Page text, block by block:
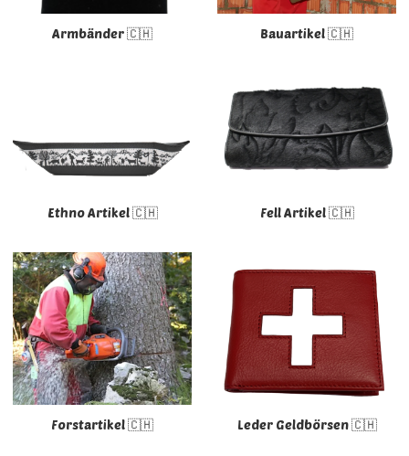
Armbänder 🇨🇭 Bauartikel 🇨🇭
Ethno Artikel 🇨🇭 Fell Artikel 🇨🇭
Forstartikel 🇨🇭 Leder Geldbörsen 🇨🇭